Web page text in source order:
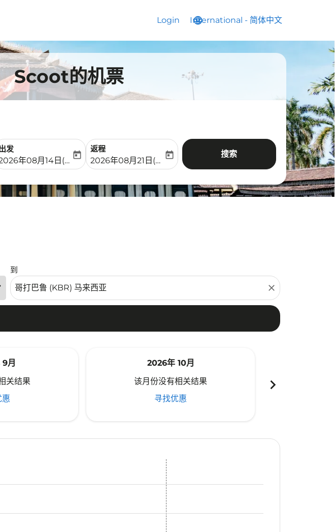
Login language
International - 简体中文
keyboard_arrow_down
Scoot的机票
发
booking-departure-date-aria-label
年08月14日(周五)
today
返程
fc-booking-return-date-aria-label
2026年08月21日(周五)
today 搜索
到
close
月
关结果
惠
2026年 10月
该月份没有相关结果
寻找优惠
chevron_right
TRV–KBR: cmp-view-offers-disclaimer. 寻找优惠
TRV–KBR: cmp-view-offers-disclaimer. 寻找优惠
TRV–KBR: cmp-view-offers-disclaimer. 寻找优惠
TRV–KBR: cmp-view-offers-disclaimer. 寻找优惠
TRV–KBR: cmp-view-offers-disclaimer. 寻找优惠
TRV–KBR: cmp-view-offers-disclaimer. 寻找优惠
TRV–KBR: cmp-view-offers-disclaimer. 寻找优惠
TRV–KBR: cmp-view-offers-disclaimer. 寻找优惠
TRV–KBR: cmp-view-offers-disclaimer. 寻找优惠
TRV–KBR: cmp-view-offers-disclaimer. 寻找优惠